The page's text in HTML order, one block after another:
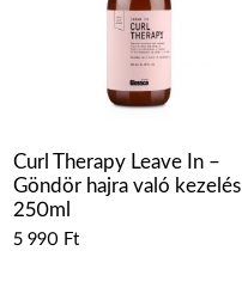
Curl Therapy Leave In –
Göndör hajra való kezelés
250ml
5 990 Ft